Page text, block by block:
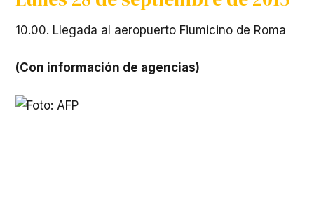
10.00. Llegada al aeropuerto Fiumicino de Roma
(Con información de agencias)